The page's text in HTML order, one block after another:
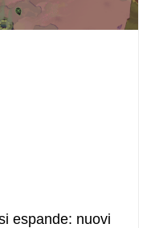
espande: nuovi